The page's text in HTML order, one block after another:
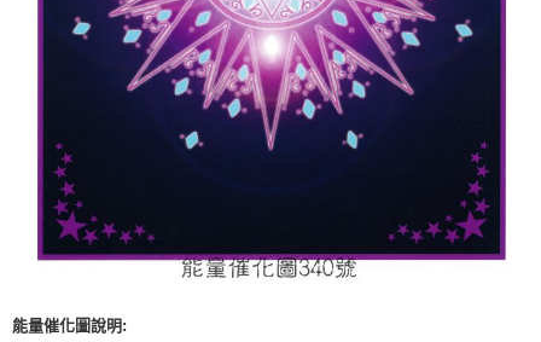
能量催化圖說明: